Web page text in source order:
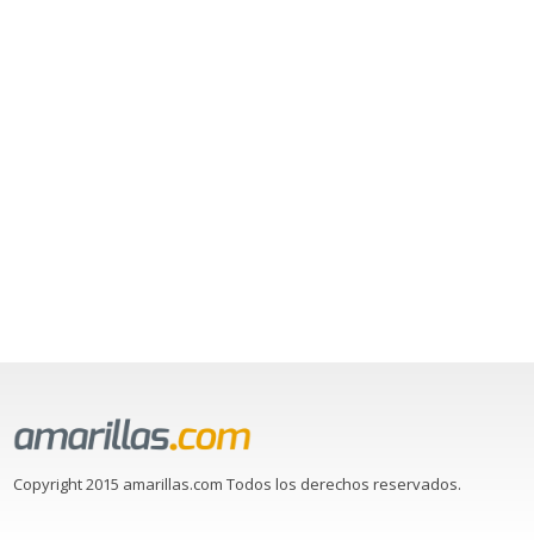
Copyright 2015 amarillas.com Todos los derechos reservados.